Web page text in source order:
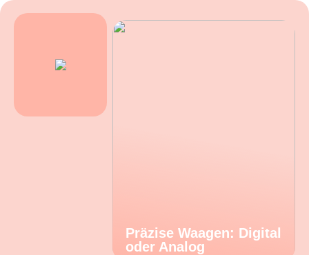
Präzise Waagen: Digital
oder Analog